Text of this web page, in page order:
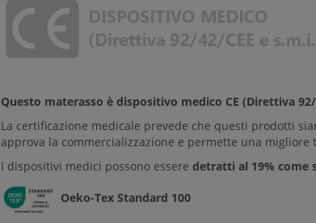
Questo materasso è dispositivo medico CE (Direttiva 92/
La certificazione medicale prevede che questi prodotti
approva la commercializzazione e permette una
I dispositivi medici possono essere detratti al 19% come
Oeko-Tex Standard 100